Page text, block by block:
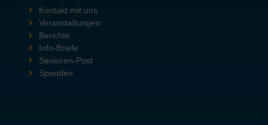
Kontakt mit uns
Veranstaltungen
Berichte
Info-Briefe
Senioren-Post
Spenden